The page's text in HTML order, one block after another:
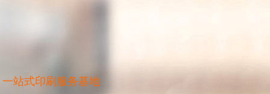
一站式印刷服务基地